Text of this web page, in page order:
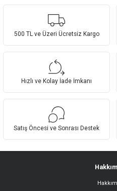
Bu ürünün fiyat bilgisi, resim, ürün
yetersiz gördüğünüz noktaları öneri
Görüş ve önerileriniz için teşekkür
Ürün resmi kalitesiz, bozuk veya
Ürün açıklamasında eksik bilgiler
Bu ürüne benzer farklı alternatifler
500 TL ve Üzeri Ücretsiz Kargo
Hızlı ve Kolay İade İmkanı
Satış Öncesi ve Sonrası Destek